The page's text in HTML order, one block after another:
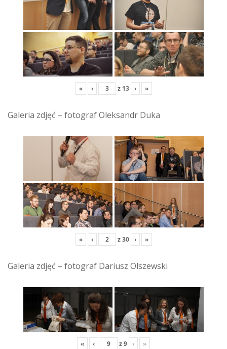
« ‹ z 13 › »
Galeria zdjęć – fotograf Oleksandr Duka
« ‹ z30 › »
Galeria zdjęć – fotograf Dariusz Olszewski
« ‹ z9 › »